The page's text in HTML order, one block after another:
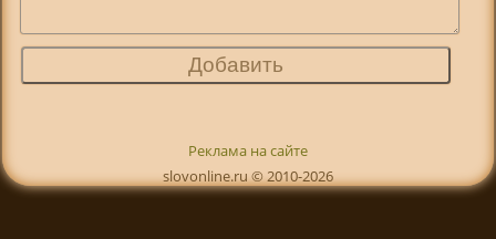
Реклама на сайте
slovonline.ru © 2010-2026